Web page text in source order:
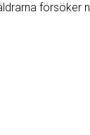
försöker